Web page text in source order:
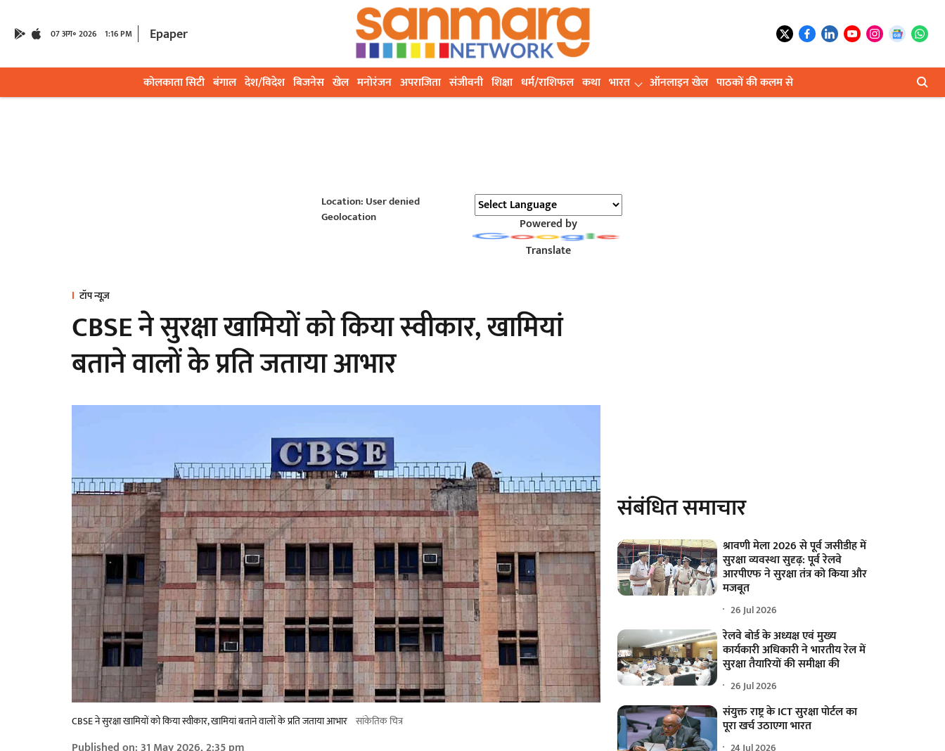
07 अग॰ 2026 1:16 PM Epaper
कोलकाता सिटी बंगाल देश/विदेश बिजनेस खेल मनोरंजन अपराजिता संजीवनी शिक्षा धर्म/राशिफल कथा भारत ऑनलाइन खेल पाठकों की कलम से
Location: User denied
Geolocation
Powered by
Translate
टॉप न्यूज़
CBSE ने सुरक्षा खामियों को किया स्वीकार, खामियां
बताने वालों के प्रति जताया आभार
CBSE ने सुरक्षा खामियों को किया स्वीकार, खामियां बताने वालों के प्रति जताया आभार सां​केतिक चित्र
संबंधित समाचार
श्रावणी मेला 2026 से पूर्व जसीडीह में
सुरक्षा व्यवस्था सुदृढ़: पूर्व रेलवे
आरपीएफ ने सुरक्षा तंत्र को किया और
मजबूत
26 Jul 2026
रेलवे बोर्ड के अध्यक्ष एवं मुख्य
कार्यकारी अधिकारी ने भारतीय रेल में
सुरक्षा तैयारियों की समीक्षा की
26 Jul 2026
संयुक्त राष्ट्र के ICT सुरक्षा पोर्टल का
पूरा खर्च उठाएगा भारत
24 Jul 2026